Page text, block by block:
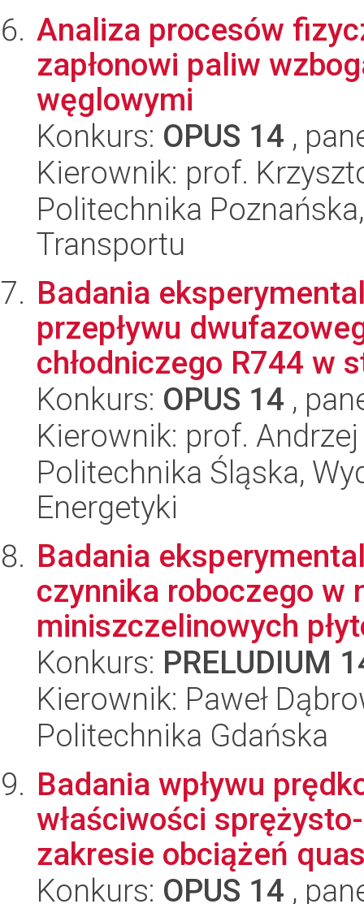
Analiza procesów
zapłonowi paliw
węglowymi
Konkurs: OPUS 14 ,
Kierownik: prof.
Politechnika
Transportu
Badania
przepływu
chłodniczego R744 w
Konkurs: OPUS 14 ,
Kierownik: prof.
Politechnika Śląska,
Energetyki
Badania
czynnika roboczego w
miniszczelinowych
Konkurs: PRELUDIUM
Kierownik: Paweł
Politechnika Gdańska
Badania wpływu
właściwości
zakresie obciążeń
Konkurs: OPUS 14 ,